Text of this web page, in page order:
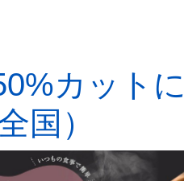
カット
国）